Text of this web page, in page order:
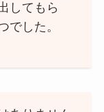
してもら
でした。